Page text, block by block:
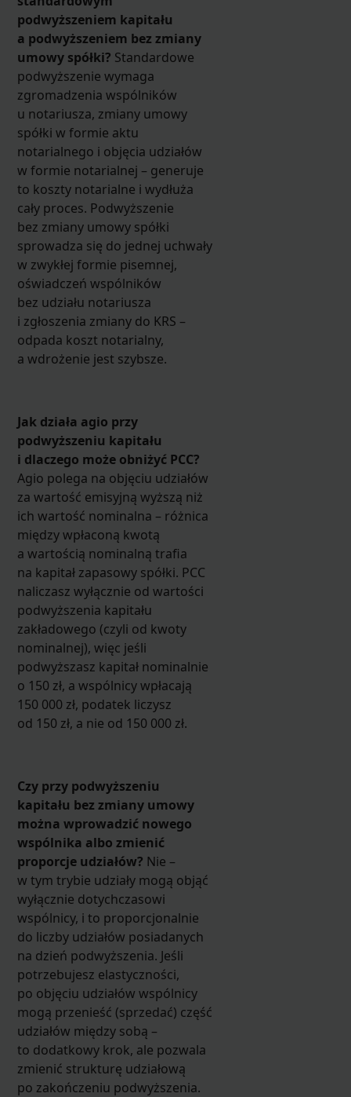
podwyższeniem kapitału
a podwyższeniem bez zmiany
umowy spółki? Standardowe
podwyższenie wymaga
zgromadzenia wspólników
u notariusza, zmiany umowy
spółki w formie aktu
notarialnego i objęcia udziałów
w formie notarialnej – generuje
to koszty notarialne i wydłuża
cały proces. Podwyższenie
bez zmiany umowy spółki
sprowadza się do jednej uchwały
w zwykłej formie pisemnej,
oświadczeń wspólników
bez udziału notariusza
i zgłoszenia zmiany do KRS –
odpada koszt notarialny,
a wdrożenie jest szybsze.
Jak działa agio przy
podwyższeniu kapitału
i dlaczego może obniżyć PCC?
Agio polega na objęciu udziałów
za wartość emisyjną wyższą niż
ich wartość nominalna – różnica
między wpłaconą kwotą
a wartością nominalną trafia
na kapitał zapasowy spółki. PCC
naliczasz wyłącznie od wartości
podwyższenia kapitału
zakładowego (czyli od kwoty
nominalnej), więc jeśli
podwyższasz kapitał nominalnie
o 150 zł, a wspólnicy wpłacają
150 000 zł, podatek liczysz
od 150 zł, a nie od 150 000 zł.
Czy przy podwyższeniu
kapitału bez zmiany umowy
można wprowadzić nowego
wspólnika albo zmienić
proporcje udziałów? Nie –
w tym trybie udziały mogą objąć
wyłącznie dotychczasowi
wspólnicy, i to proporcjonalnie
do liczby udziałów posiadanych
na dzień podwyższenia. Jeśli
potrzebujesz elastyczności,
po objęciu udziałów wspólnicy
mogą przenieść (sprzedać) część
udziałów między sobą –
to dodatkowy krok, ale pozwala
zmienić strukturę udziałową
po zakończeniu podwyższenia.